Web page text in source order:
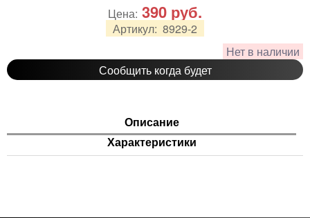
Артикул: 8929-2
Нет в наличии
Сообщить когда будет
Цена: 390 руб.
Описание
Характеристики